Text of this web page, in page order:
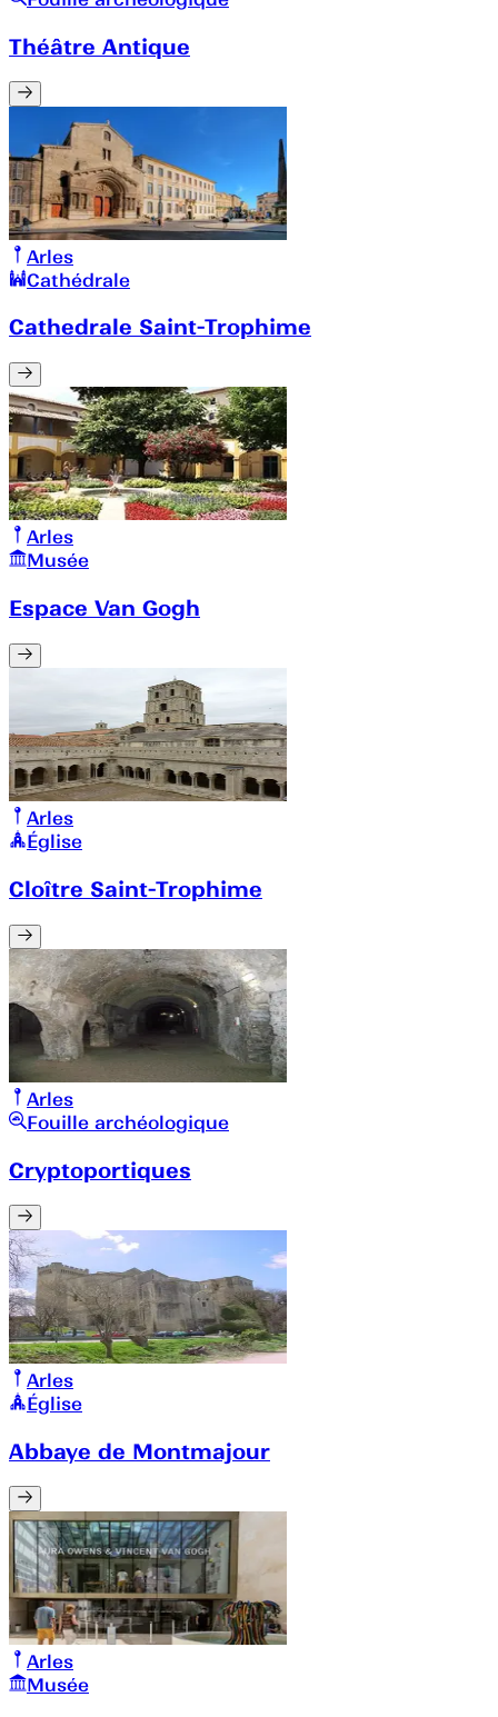
Théâtre Antique
Arles
Cathédrale
Cathedrale Saint-Trophime
Arles
Musée
Espace Van Gogh
Arles
Église
Cloître Saint-Trophime
Arles
Fouille archéologique
Cryptoportiques
Arles
Église
Abbaye de Montmajour
Arles
Musée